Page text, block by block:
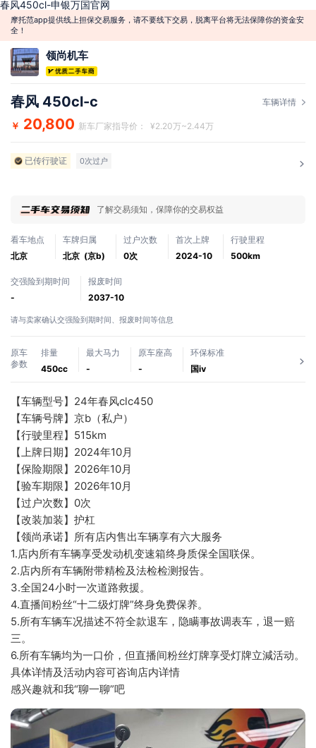
春风450cl-申银万国官网
摩托范app提供线上担保交易服务，请不要线下交易，脱离平台将无法保障你的资金安
全！
领尚机车
春风 450cl-c 车辆详情
￥ 20,800 新车厂家指导价： ¥2.20万~2.44万
已传行驶证 0次过户
了解交易须知，保障你的交易权益
看车地点
北京
车牌归属
北京 (京b)
过户次数
0次
首次上牌
2024-10
行驶里程
500km
交强险到期时间
-
报废时间
2037-10
请与卖家确认交强险到期时间、报废时间等信息
原车
参数
排量
450cc
最大马力
-
原车座高
-
环保标准
国ⅳ
【车辆型号】24年春风clc450
【车辆号牌】京b（私户）
【行驶里程】515km
【上牌日期】2024年10月
【保险期限】2026年10月
【验车期限】2026年10月
【过户次数】0次
【改装加装】护杠
【领尚承诺】所有店内售出车辆享有六大服务
1.店内所有车辆享受发动机变速箱终身质保全国联保。
2.店内所有车辆附带精检及法检检测报告。
3.全国24小时一次道路救援。
4.直播间粉丝“十二级灯牌”终身免费保养。
5.所有车辆车况描述不符全款退车，隐瞒事故调表车，退一赔
三。
6.所有车辆均为一口价，但直播间粉丝灯牌享受灯牌立減活动。
具体详情及活动内容可咨询店内详情
感兴趣就和我“聊一聊”吧